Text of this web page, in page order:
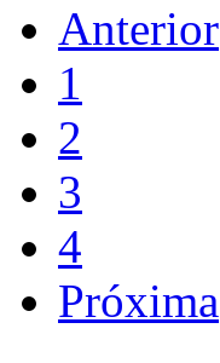
Anterior
1
2
3
4
Próxima